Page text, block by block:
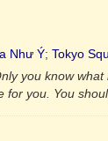
Như Ý; Tokyo
you know
you. You